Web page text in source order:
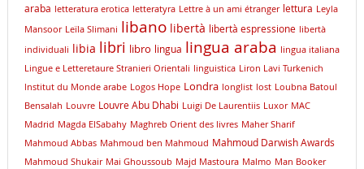
araba letteratura erotica letteratyra Lettre à un ami étranger lettura Leyla
Mansoor Leïla Slimani libano libertà libertà espressione libertà
individuali libia libri libro lingua lingua araba lingua italiana
Lingue e Letteretaure Stranieri Orientali linguistica Liron Lavi Turkenich
lnstitut du Monde arabe Logos Hope Londra longlist lost Loubna Batoul
Bensalah Louvre Louvre Abu Dhabi Luigi De Laurentiis Luxor MAC
Madrid Magda ElSabahy Maghreb Orient des livres Maher Sharif
Mahmoud Abbas Mahmoud ben Mahmoud Mahmoud Darwish Awards
Mahmoud Shukair Mai Ghoussoub Majd Mastoura Malmo Man Booker